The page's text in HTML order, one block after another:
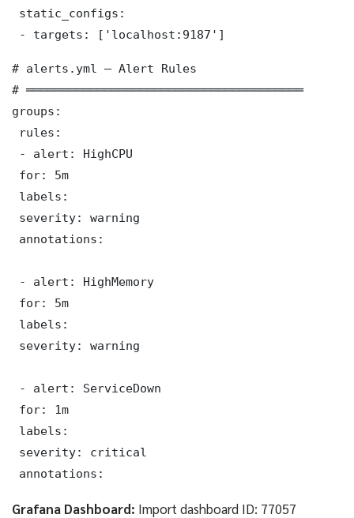
static_configs:
- targets: ['localhost:9187']
# alerts.yml — Alert Rules
# ═══════════════════════════════════════
groups:
rules:
- alert: HighCPU
for: 5m
labels:
severity: warning
annotations:
- alert: HighMemory
for: 5m
labels:
severity: warning
- alert: ServiceDown
for: 1m
labels:
severity: critical
annotations:
Grafana Dashboard: Import dashboard ID: 77057